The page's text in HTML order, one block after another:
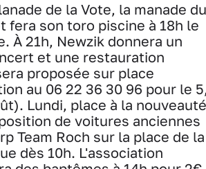
de la Vote, la manade du
fera son toro piscine à 18h le
À 21h, Newzik donnera un
et une restauration
proposée sur place
au 06 22 36 30 96 pour le
Lundi, place à la nouveauté
de voitures anciennes
Team Roch sur la place de la
dès 10h. L'association